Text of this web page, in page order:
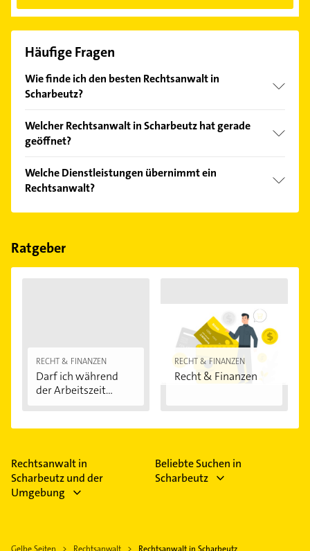
Häufige Fragen
Wie finde ich den besten Rechtsanwalt in
Scharbeutz?
Kundenmeinungen und profitieren Sie von den
Empfehlungen. Die Suchergebnisse können Sie sich
Welcher Rechtsanwalt in Scharbeutz hat gerade
geöffnet?
Bitte beachten Sie, dass diese an Sonn- und
Feiertagen abweichen können.
Welche Dienstleistungen übernimmt ein
Rechtsanwalt?
Folgende Leistungen werden angeboten: Baurecht,
Vertretung vor Gericht und Erbrecht.
Ratgeber
RECHT & FINANZEN
Darf ich während
der Arbeitszeit...
RECHT & FINANZEN
Recht & Finanzen
Rechtsanwalt in
Scharbeutz und der
Umgebung
Beliebte Suchen in
Scharbeutz
Gelbe Seiten Rechtsanwalt Rechtsanwalt in Scharbeutz